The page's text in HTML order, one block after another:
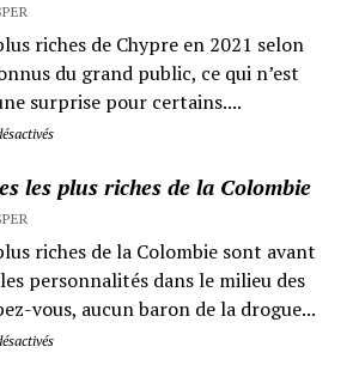
riches de Chypre en 2021 selon
du grand public, ce qui n’est
surprise pour certains....
les plus riches de la Colombie
riches de la Colombie sont avant
personnalités dans le milieu des
vous, aucun baron de la drogue...